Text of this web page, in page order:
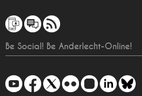
Be Social! Be Anderlecht-Online!